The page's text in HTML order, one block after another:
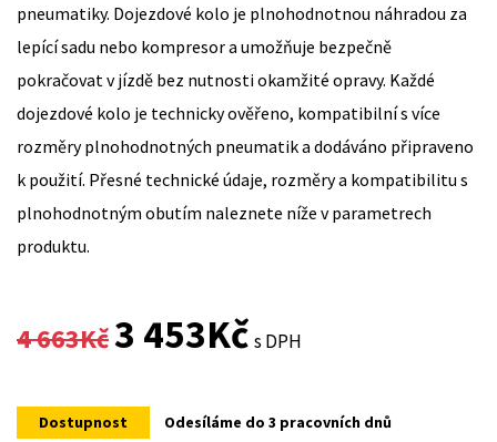
pneumatiky. Dojezdové kolo je plnohodnotnou náhradou za
lepící sadu nebo kompresor a umožňuje bezpečně
pokračovat v jízdě bez nutnosti okamžité opravy. Každé
dojezdové kolo je technicky ověřeno, kompatibilní s více
rozměry plnohodnotných pneumatik a dodáváno připraveno
k použití. Přesné technické údaje, rozměry a kompatibilitu s
plnohodnotným obutím naleznete níže v parametrech
produktu.
4 663Kč
Original
was:
3 453KčCurrent
is:
s DPH
Dostupnost Odesíláme do 3 pracovních dnů